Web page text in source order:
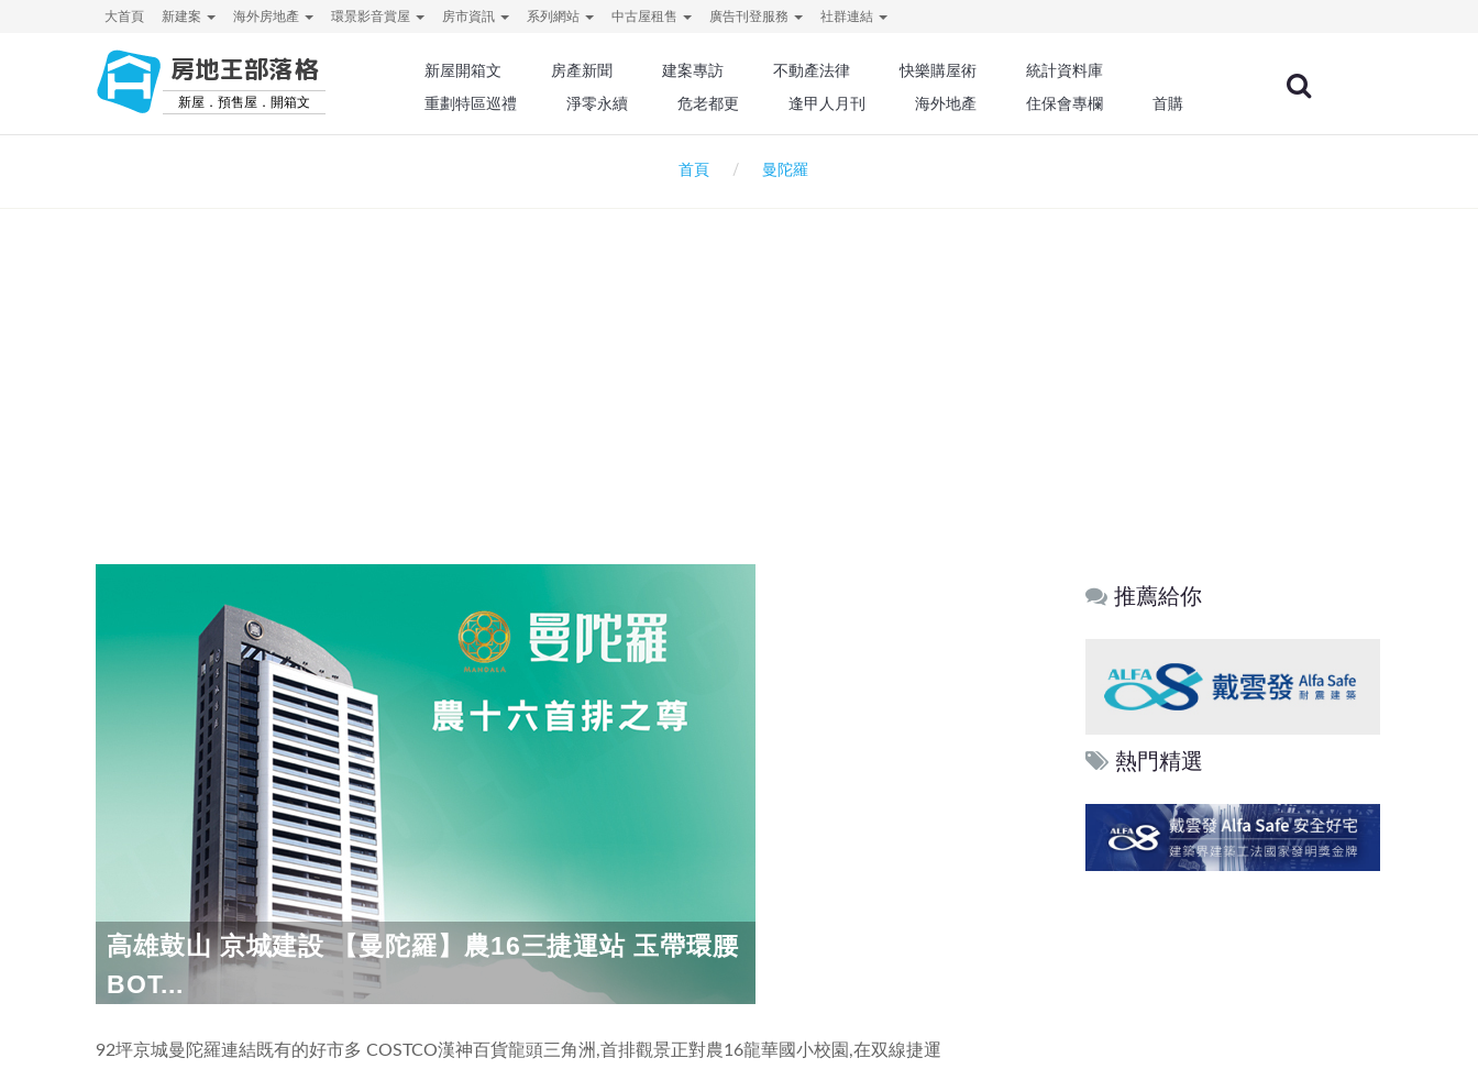
大首頁 新建案 海外房地產 環景影音賞屋 房市資訊 系列網站 中古屋租售 廣告刊登服務 社群連結
房地王部落格
新屋．預售屋．開箱文
新屋開箱文 房產新聞 建案專訪 不動產法律 快樂購屋術
統計資料庫
重劃特區巡禮
淨零永續 危老都更 逢甲人月刊 海外地產 住保會專欄 首購
首頁 曼陀羅
高雄鼓山 京城建設 【曼陀羅】農16三捷運站 玉帶環腰
BOT...
92坪京城曼陀羅連結既有的好市多 COSTCO漢神百貨龍頭三角洲,首排觀景正對農16龍華國小校園,在双線捷運
推薦給你
熱門精選